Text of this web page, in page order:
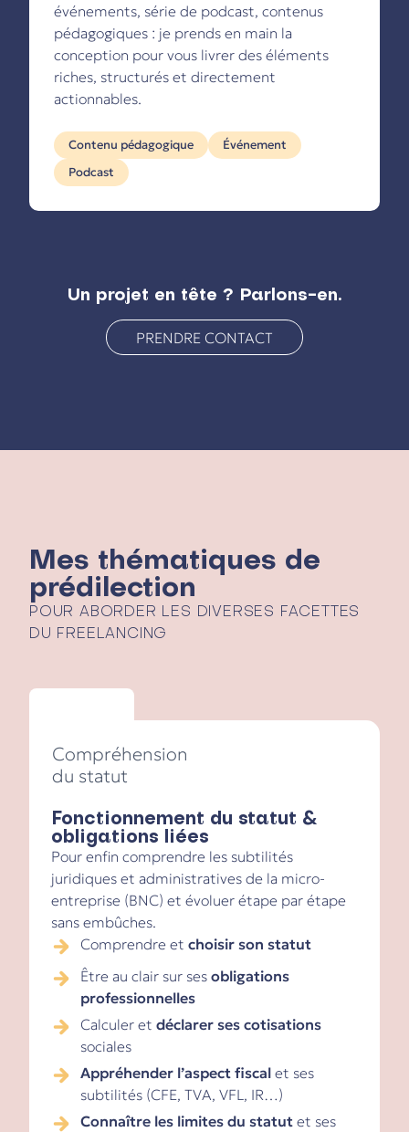
événements, série de podcast, contenus
pédagogiques : je prends en main la
conception pour vous livrer des éléments
riches, structurés et directement
actionnables.
Contenu pédagogique
Événement
Podcast
Un projet en tête ? Parlons-en.
PRENDRE CONTACT
Mes thématiques de
prédilection
POUR ABORDER LES DIVERSES FACETTES
DU FREELANCING
Compréhension
du statut
Fonctionnement du statut &
obligations liées
Pour enfin comprendre les subtilités
juridiques et administratives de la micro-
entreprise (BNC) et évoluer étape par étape
sans embûches.
Comprendre et choisir son statut
Être au clair sur ses obligations
professionnelles
Calculer et déclarer ses cotisations
sociales
Appréhender l’aspect fiscal et ses
subtilités (CFE, TVA, VFL, IR…)
Connaître les limites du statut et ses